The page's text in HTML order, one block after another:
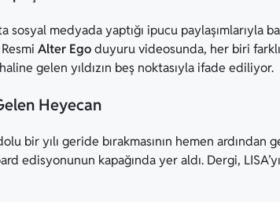
medyada yaptığı ipucu paylaşımlarıyla
Alter Egoduyuru videosunda, her biri
gelen yıldızın beş noktasıyla ifade ediliyor.
Heyecan
bir yılı geride bırakmasının hemen ardından
edisyonunun kapağında yer aldı. Dergi,